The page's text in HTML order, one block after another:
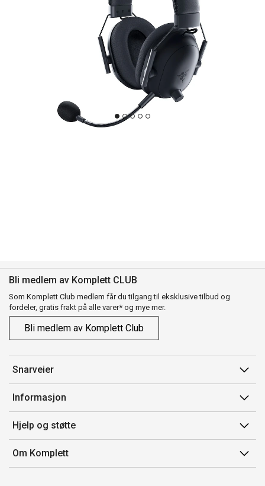
Bli medlem av Komplett CLUB
Som Komplett Club medlem får du tilgang til eksklusive tilbud og
fordeler, gratis frakt på alle varer* og mye mer.
Bli medlem av Komplett Club
Snarveier
Min side
Ordreoversikt
Flex
Komplett Club
Informasjon
Salgsbetingelser
Medlemsvilkår for Komplett Club
Merker/produsent
Hjelp og støtte
Kontakt oss
Kundeservice
Om Komplett